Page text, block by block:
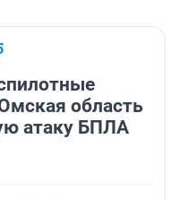
область
атаку БПЛА